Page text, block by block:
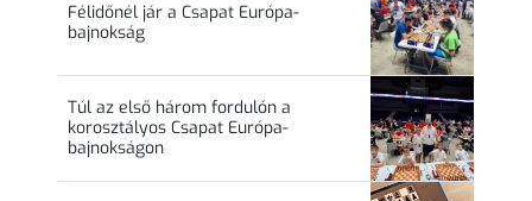
Félidőnél jár a Csapat Európa-
bajnokság
Túl az első három fordulón a
korosztályos Csapat Európa-
bajnokságon